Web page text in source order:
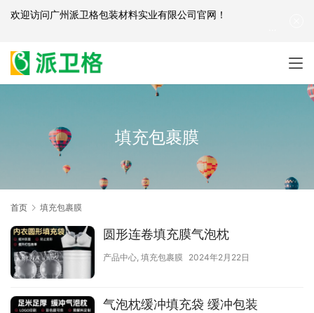
填充包裹膜
首页 填充包裹膜
圆形连卷填充膜气泡枕
产品中心, 填充包裹膜 2024年2月22日
气泡枕缓冲填充袋 缓冲包装
欢迎访问广州派卫格包装材料实业有限公司官网 ！